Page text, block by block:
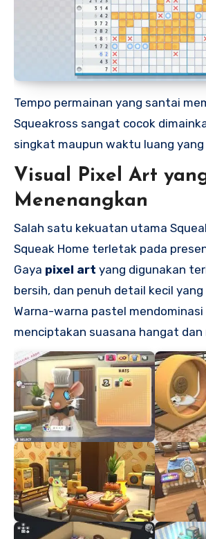
Tempo permainan yang santai
Squeakross sangat cocok
singkat maupun waktu luang yang
Visual Pixel Art
Menenangkan
Salah satu kekuatan utama
Squeak Home terletak pada
Gaya pixel art yang digunakan
bersih, dan penuh detail kecil
Warna-warna pastel
menciptakan suasana hangat dan